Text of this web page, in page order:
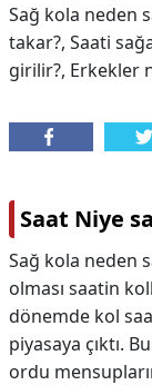
Sağ kola neden
takar?, Saati
girilir?, Erkekler
Saat Niye
Sağ kola neden
olması saatin
dönemde kol
piyasaya çıktı.
ordu